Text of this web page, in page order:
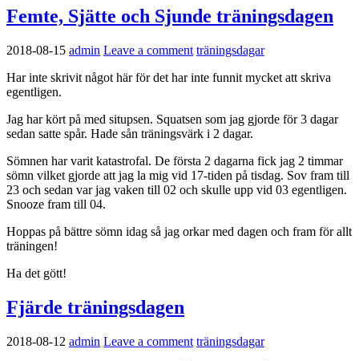
Femte, Sjätte och Sjunde träningsdagen
2018-08-15 admin Leave a comment träningsdagar
Har inte skrivit något här för det har inte funnit mycket att skriva
egentligen.
Jag har kört på med situpsen. Squatsen som jag gjorde för 3 dagar
sedan satte spår. Hade sån träningsvärk i 2 dagar.
Sömnen har varit katastrofal. De första 2 dagarna fick jag 2 timmar
sömn vilket gjorde att jag la mig vid 17-tiden på tisdag. Sov fram till
23 och sedan var jag vaken till 02 och skulle upp vid 03 egentligen.
Snooze fram till 04.
Hoppas på bättre sömn idag så jag orkar med dagen och fram för allt
träningen!
Ha det gött!
Fjärde träningsdagen
2018-08-12 admin Leave a comment träningsdagar